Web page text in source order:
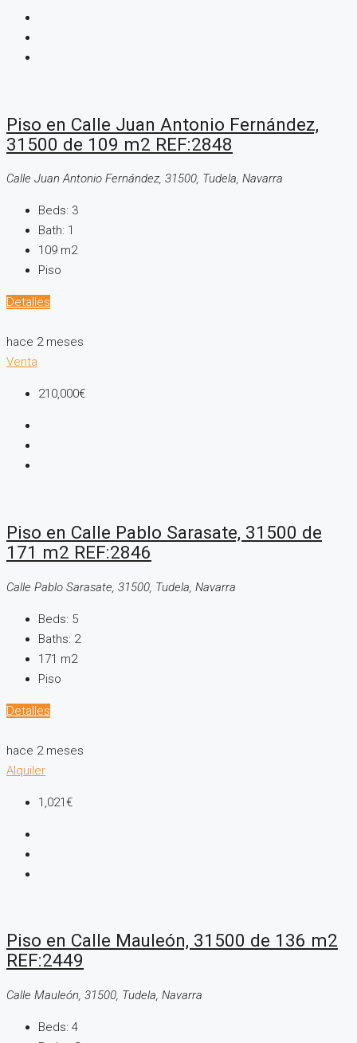
Piso en Calle Juan Antonio Fernández,
31500 de 109 m2 REF:2848
Calle Juan Antonio Fernández, 31500, Tudela, Navarra
Beds: 3
Bath: 1
109 m2
Piso
Detalles
hace 2 meses
Venta
210,000€
Piso en Calle Pablo Sarasate, 31500 de
171 m2 REF:2846
Calle Pablo Sarasate, 31500, Tudela, Navarra
Beds: 5
Baths: 2
171 m2
Piso
Detalles
hace 2 meses
Alquiler
1,021€
Piso en Calle Mauleón, 31500 de 136 m2
REF:2449
Calle Mauleón, 31500, Tudela, Navarra
Beds: 4